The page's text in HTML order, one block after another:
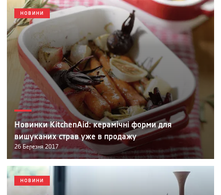
НОВИНИ
Новинки KitchenAid: керамічні форми для
вишуканих страв уже в продажу
26 Березня 2017
НОВИНИ